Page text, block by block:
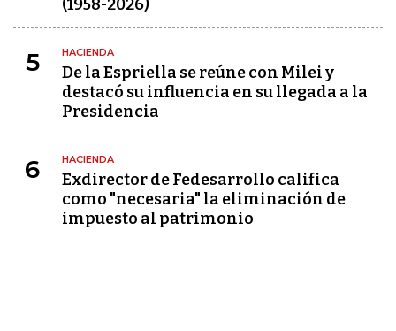
(1958-2026)
5 HACIENDA
De la Espriella se reúne con Milei y
destacó su influencia en su llegada a la
Presidencia
6 HACIENDA
Exdirector de Fedesarrollo califica
como "necesaria" la eliminación de
impuesto al patrimonio